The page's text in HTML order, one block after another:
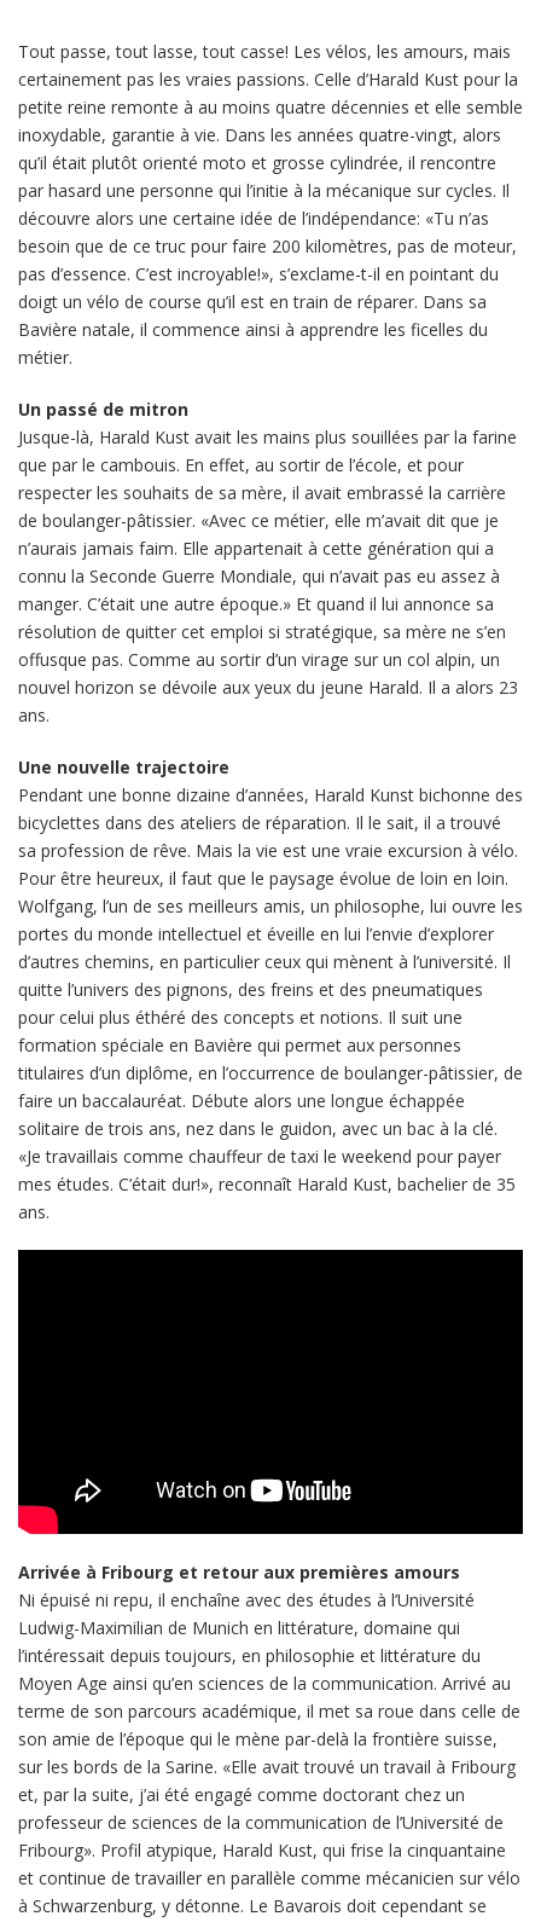
Tout passe, tout lasse, tout casse! Les vélos, les amours, mais
certainement pas les vraies passions. Celle d’Harald Kust pour la
petite reine remonte à au moins quatre décennies et elle semble
inoxydable, garantie à vie. Dans les années quatre-vingt, alors
qu’il était plutôt orienté moto et grosse cylindrée, il rencontre
par hasard une personne qui l’initie à la mécanique sur cycles. Il
découvre alors une certaine idée de l’indépendance: «Tu n’as
besoin que de ce truc pour faire 200 kilomètres, pas de moteur,
pas d’essence. C’est incroyable!», s’exclame-t-il en pointant du
doigt un vélo de course qu’il est en train de réparer. Dans sa
Bavière natale, il commence ainsi à apprendre les ficelles du
métier.
Un passé de mitron
Jusque-là, Harald Kust avait les mains plus souillées par la farine
que par le cambouis. En effet, au sortir de l’école, et pour
respecter les souhaits de sa mère, il avait embrassé la carrière
de boulanger-pâtissier. «Avec ce métier, elle m’avait dit que je
n’aurais jamais faim. Elle appartenait à cette génération qui a
connu la Seconde Guerre Mondiale, qui n’avait pas eu assez à
manger. C’était une autre époque.» Et quand il lui annonce sa
résolution de quitter cet emploi si stratégique, sa mère ne s’en
offusque pas. Comme au sortir d’un virage sur un col alpin, un
nouvel horizon se dévoile aux yeux du jeune Harald. Il a alors 23
ans.
Une nouvelle trajectoire
Pendant une bonne dizaine d’années, Harald Kunst bichonne des
bicyclettes dans des ateliers de réparation. Il le sait, il a trouvé
sa profession de rêve. Mais la vie est une vraie excursion à vélo.
Pour être heureux, il faut que le paysage évolue de loin en loin.
Wolfgang, l’un de ses meilleurs amis, un philosophe, lui ouvre les
portes du monde intellectuel et éveille en lui l’envie d’explorer
d’autres chemins, en particulier ceux qui mènent à l’université. Il
quitte l’univers des pignons, des freins et des pneumatiques
pour celui plus éthéré des concepts et notions. Il suit une
formation spéciale en Bavière qui permet aux personnes
titulaires d’un diplôme, en l’occurrence de boulanger-pâtissier, de
faire un baccalauréat. Débute alors une longue échappée
solitaire de trois ans, nez dans le guidon, avec un bac à la clé.
«Je travaillais comme chauffeur de taxi le weekend pour payer
mes études. C’était dur!», reconnaît Harald Kust, bachelier de 35
ans.
Arrivée à Fribourg et retour aux premières amours
Ni épuisé ni repu, il enchaîne avec des études à l’Université
Ludwig-Maximilian de Munich en littérature, domaine qui
l’intéressait depuis toujours, en philosophie et littérature du
Moyen Age ainsi qu’en sciences de la communication. Arrivé au
terme de son parcours académique, il met sa roue dans celle de
son amie de l’époque qui le mène par-delà la frontière suisse,
sur les bords de la Sarine. «Elle avait trouvé un travail à Fribourg
et, par la suite, j’ai été engagé comme doctorant chez un
professeur de sciences de la communication de l’Université de
Fribourg». Profil atypique, Harald Kust, qui frise la cinquantaine
et continue de travailler en parallèle comme mécanicien sur vélo
à Schwarzenburg, y détonne. Le Bavarois doit cependant se